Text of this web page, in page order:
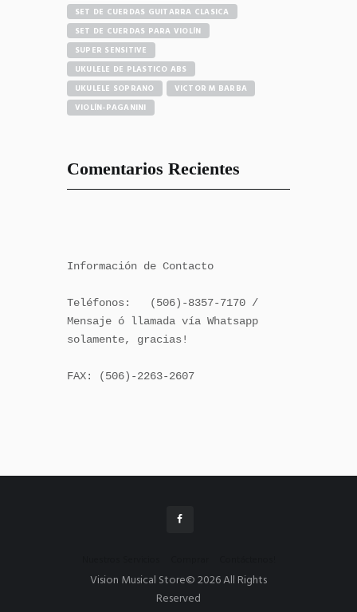
SET DE CUERDAS GUITARRA CLASICA
SET DE CUERDAS PARA VIOLÍN
SUPER SENSITIVE
UKULELE DE PLASTICO ABS
UKULELE SOPRANO
VICTOR M BARBA
VIOLÍN-PAGANINI
Comentarios Recientes
Información de Contacto
Teléfonos:   (506)-8357-7170 /
Mensaje ó llamada vía Whatsapp
solamente, gracias!
FAX: (506)-2263-2607
Vision Musical Store© 2026 All Rights
Reserved